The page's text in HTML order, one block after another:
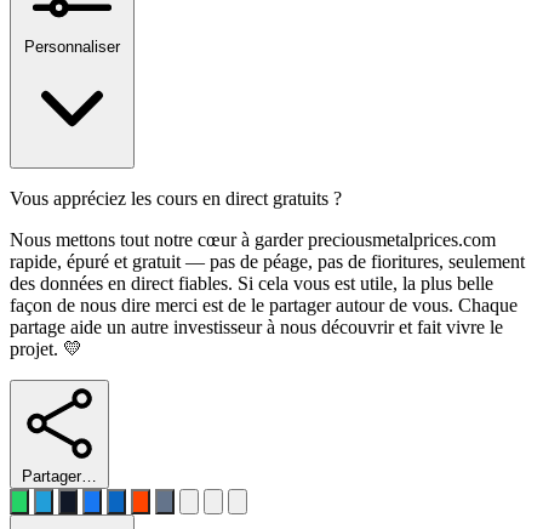
Personnaliser
Vous appréciez les cours en direct gratuits ?
Nous mettons tout notre cœur à garder preciousmetalprices.com
rapide, épuré et gratuit — pas de péage, pas de fioritures, seulement
des données en direct fiables. Si cela vous est utile, la plus belle
façon de nous dire merci est de le partager autour de vous. Chaque
partage aide un autre investisseur à nous découvrir et fait vivre le
projet. 💛
Partager…